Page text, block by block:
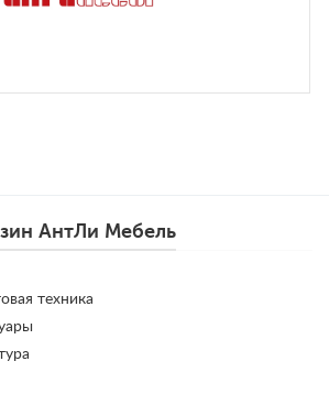
АнтЛи Мебель
техника